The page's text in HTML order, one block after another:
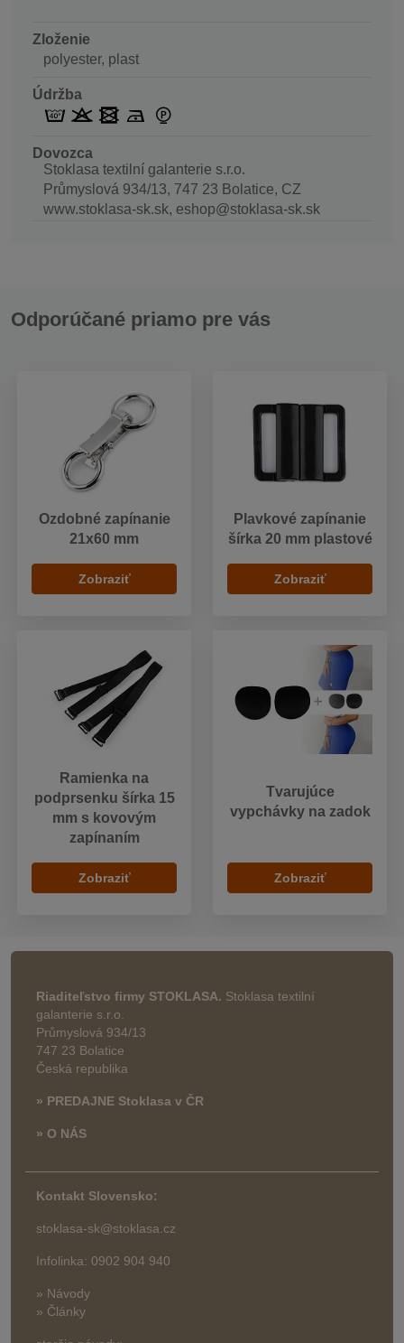
Zloženie
polyester, plast
Údržba
Dovozca
Stoklasa textilní galanterie s.r.o.
Průmyslová 934/13, 747 23 Bolatice, CZ
www.stoklasa-sk.sk, eshop@stoklasa-sk.sk
Odporúčané priamo pre vás
Ozdobné zapínanie
21x60 mm
Zobraziť
Plavkové zapínanie
šírka 20 mm plastové
Zobraziť
Ramienka na
podprsenku šírka 15
mm s kovovým
zapínaním
Zobraziť
Tvarujúce
vypchávky na zadok
Zobraziť
Riaditeľstvo firmy STOKLASA. Stoklasa textilní
galanterie s.r.o.
Průmyslová 934/13
747 23 Bolatice
Česká republika
» PREDAJNE Stoklasa v ČR
» O NÁS
Kontakt Slovensko:
stoklasa-sk@stoklasa.cz
Infolinka: 0902 904 940
» Návody
» Články